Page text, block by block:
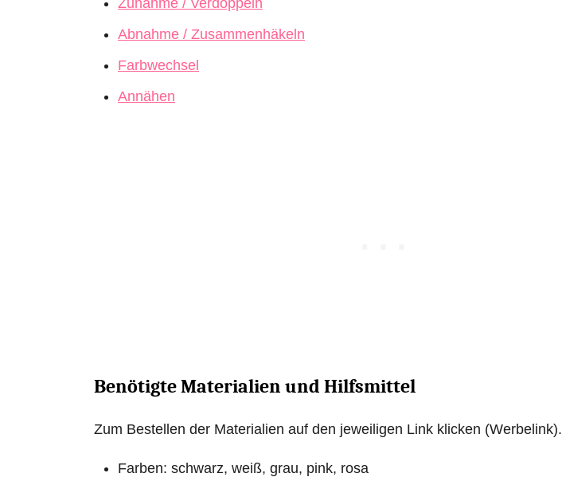
Abnahme / Zusammenhäkeln
Farbwechsel
Annähen
Benötigte Materialien und Hilfsmittel
Zum Bestellen der Materialien auf den jeweiligen Link klicken (Werbelink).
Farben: schwarz, weiß, grau, pink, rosa